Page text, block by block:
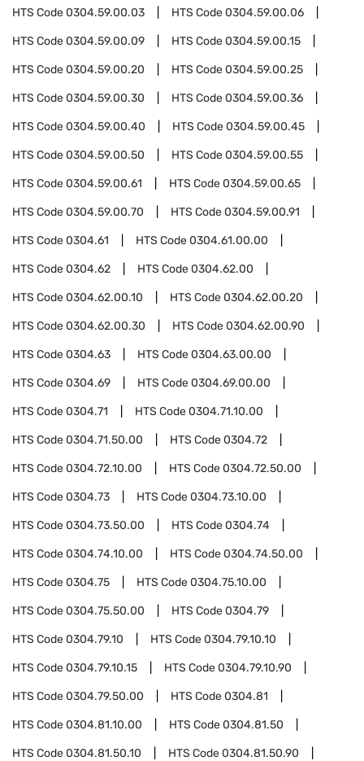
HTS Code0304.59.00.03 HTS Code0304.59.00.06
HTS Code0304.59.00.09 HTS Code0304.59.00.15
HTS Code0304.59.00.20 HTS Code0304.59.00.25
HTS Code0304.59.00.30 HTS Code0304.59.00.36
HTS Code0304.59.00.40 HTS Code0304.59.00.45
HTS Code0304.59.00.50 HTS Code0304.59.00.55
HTS Code0304.59.00.61 HTS Code0304.59.00.65
HTS Code0304.59.00.70 HTS Code0304.59.00.91
HTS Code0304.61 HTS Code0304.61.00.00
HTS Code0304.62 HTS Code0304.62.00
HTS Code0304.62.00.10 HTS Code0304.62.00.20
HTS Code0304.62.00.30 HTS Code0304.62.00.90
HTS Code0304.63 HTS Code0304.63.00.00
HTS Code0304.69 HTS Code0304.69.00.00
HTS Code0304.71 HTS Code0304.71.10.00
HTS Code0304.71.50.00 HTS Code0304.72
HTS Code0304.72.10.00 HTS Code0304.72.50.00
HTS Code0304.73 HTS Code0304.73.10.00
HTS Code0304.73.50.00 HTS Code0304.74
HTS Code0304.74.10.00 HTS Code0304.74.50.00
HTS Code0304.75 HTS Code0304.75.10.00
HTS Code0304.75.50.00 HTS Code0304.79
HTS Code0304.79.10 HTS Code0304.79.10.10
HTS Code0304.79.10.15 HTS Code0304.79.10.90
HTS Code0304.79.50.00 HTS Code0304.81
HTS Code0304.81.10.00 HTS Code0304.81.50
HTS Code0304.81.50.10 HTS Code0304.81.50.90